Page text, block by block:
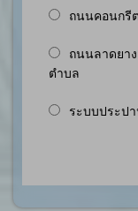
ถนนคอนกรี
ถนนลาดยา
ตำบล
ระบบประป